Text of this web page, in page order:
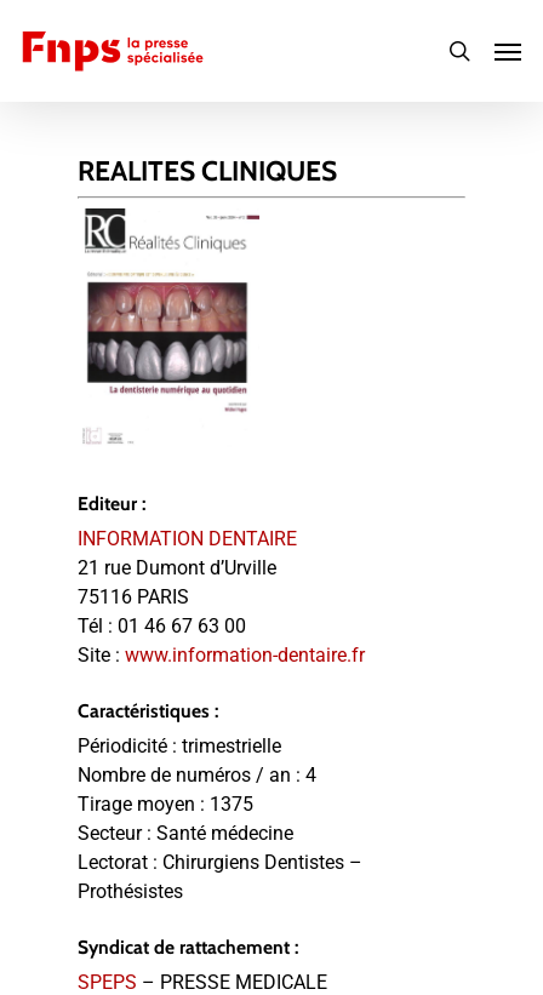
main
search
REALITES CLINIQUES
Editeur :
INFORMATION DENTAIRE
21 rue Dumont d’Urville
75116 PARIS
Tél : 01 46 67 63 00
Site : www.information-dentaire.fr
Caractéristiques :
Périodicité : trimestrielle
Nombre de numéros / an : 4
Tirage moyen : 1375
Secteur : Santé médecine
Lectorat : Chirurgiens Dentistes –
Prothésistes
Syndicat de rattachement :
SPEPS – PRESSE MEDICALE